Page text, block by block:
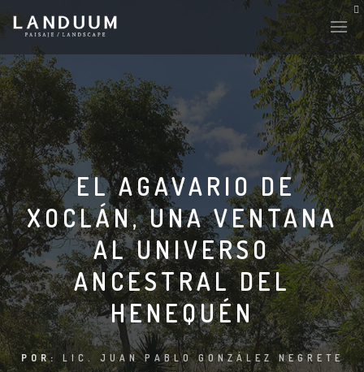
EL AGAVARIO DE
XOCLÁN, UNA VENTANA
AL UNIVERSO
ANCESTRAL DEL
HENEQUÉN
POR: LIC. JUAN PABLO GONZÁLEZ NEGRETE